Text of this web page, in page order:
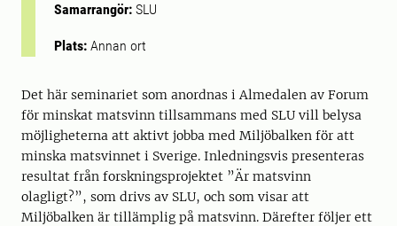
Samarrangör: SLU
Plats: Annan ort
Det här seminariet som anordnas i Almedalen av Forum
för minskat matsvinn tillsammans med SLU vill belysa
möjligheterna att aktivt jobba med Miljöbalken för att
minska matsvinnet i Sverige. Inledningsvis presenteras
resultat från forskningsprojektet ”Är matsvinn
olagligt?”, som drivs av SLU, och som visar att
Miljöbalken är tillämplig på matsvinn. Därefter följer ett